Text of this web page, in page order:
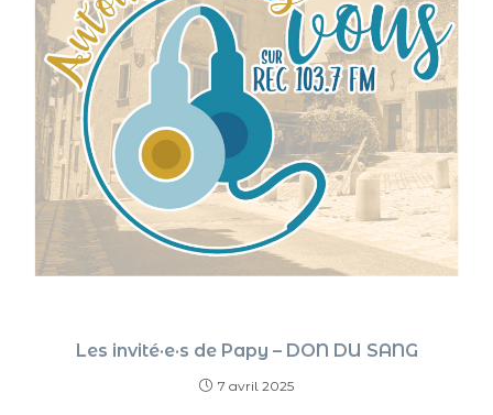
Les invité·e·s de Papy – DON DU SANG
7 avril 2025